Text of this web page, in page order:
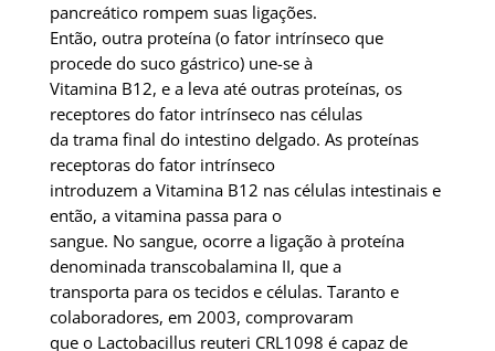
pancreático rompem suas ligações.
Então, outra proteína (o fator intrínseco que
procede do suco gástrico) une-se à
Vitamina B12, e a leva até outras proteínas, os
receptores do fator intrínseco nas células
da trama final do intestino delgado. As proteínas
receptoras do fator intrínseco
introduzem a Vitamina B12 nas células intestinais e
então, a vitamina passa para o
sangue. No sangue, ocorre a ligação à proteína
denominada transcobalamina II, que a
transporta para os tecidos e células. Taranto e
colaboradores, em 2003, comprovaram
que o Lactobacillus reuteri CRL1098 é capaz de